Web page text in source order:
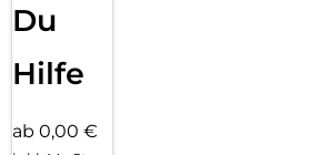
Du
Hilfe
ab 0,00 €